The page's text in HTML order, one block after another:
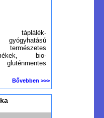
táplálék-
bio-
Bővebben >>>